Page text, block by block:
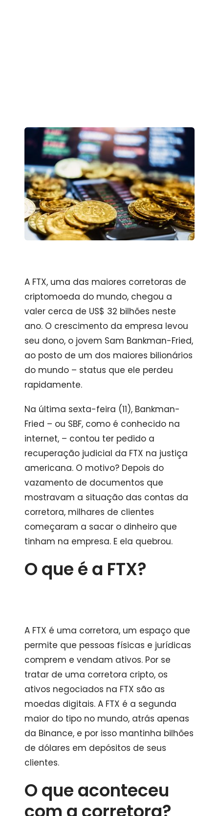
A FTX, uma das maiores corretoras de
criptomoeda do mundo, chegou a
valer cerca de US$ 32 bilhões neste
ano. O crescimento da empresa levou
seu dono, o jovem Sam Bankman-Fried,
ao posto de um dos maiores bilionários
do mundo – status que ele perdeu
rapidamente.
Na última sexta-feira (11), Bankman-
Fried – ou SBF, como é conhecido na
internet, – contou ter pedido a
recuperação judicial da FTX na justiça
americana. O motivo? Depois do
vazamento de documentos que
mostravam a situação das contas da
corretora, milhares de clientes
começaram a sacar o dinheiro que
tinham na empresa. E ela quebrou.
O que é a FTX?
A FTX é uma corretora, um espaço que
permite que pessoas físicas e jurídicas
comprem e vendam ativos. Por se
tratar de uma corretora cripto, os
ativos negociados na FTX são as
moedas digitais. A FTX é a segunda
maior do tipo no mundo, atrás apenas
da Binance, e por isso mantinha bilhões
de dólares em depósitos de seus
clientes.
O que aconteceu